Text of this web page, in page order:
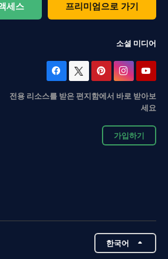
세스 프리미엄으로 가기
소셜 미디어
전용 리소스를 받은 편지함에서 바로 받아보
세요
가입하기
한국어